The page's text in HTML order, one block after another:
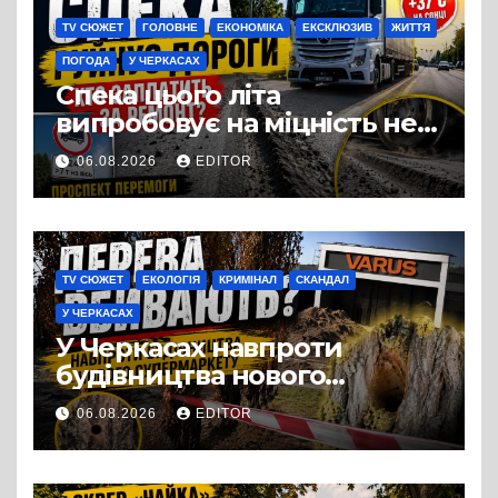
TV СЮЖЕТ ГОЛОВНЕ ЕКОНОМІКА ЕКСКЛЮЗИВ ЖИТТЯ
ПОГОДА У ЧЕРКАСАХ
Спека цього літа
випробовує на міцність не
лише людей, а й дороги
Черкас
06.08.2026 EDITOR
TV СЮЖЕТ ЕКОЛОГІЯ КРИМІНАЛ СКАНДАЛ
У ЧЕРКАСАХ
У Черкасах навпроти
будівництва нового
супермаркету VARUS на
проспекті Перемоги всохли
дерева. І це навряд чи
можна назвати
06.08.2026 EDITOR